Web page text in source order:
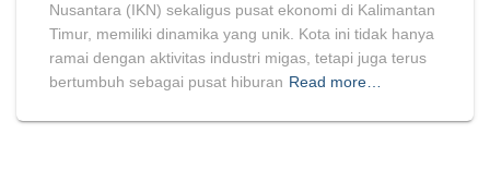
Nusantara (IKN) sekaligus pusat ekonomi di Kalimantan
Timur, memiliki dinamika yang unik. Kota ini tidak hanya
ramai dengan aktivitas industri migas, tetapi juga terus
bertumbuh sebagai pusat hiburan Read more…